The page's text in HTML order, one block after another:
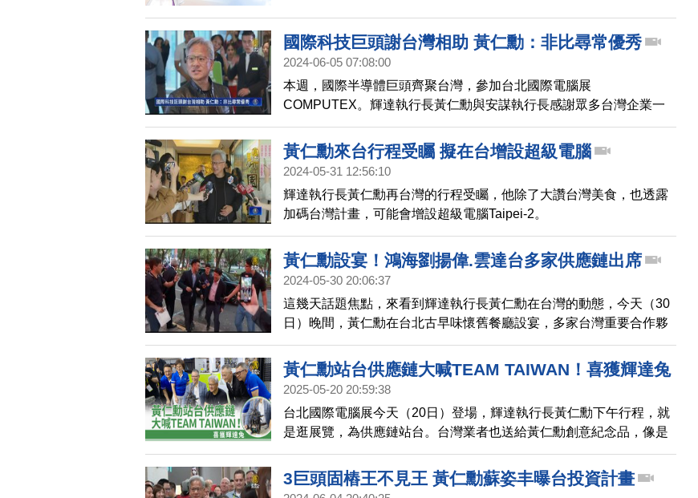
國際科技巨頭謝台灣相助 黃仁勳：非比尋常優秀
2024-06-05 07:08:00
本週，國際半導體巨頭齊聚台灣，參加台北國際電腦展
COMPUTEX。輝達執行長黃仁勳與安謀執行長感謝眾多台灣企業一
路相助，喊出「沒有台灣，就不會有今天的成就！」
黃仁勳來台行程受矚 擬在台增設超級電腦
2024-05-31 12:56:10
輝達執行長黃仁勳再台灣的行程受矚，他除了大讚台灣美食，也透露
加碼台灣計畫，可能會增設超級電腦Taipei-2。
黃仁勳設宴！鴻海劉揚偉.雲達台多家供應鏈出席
2024-05-30 20:06:37
這幾天話題焦點，來看到輝達執行長黃仁勳在台灣的動態，今天（30
日）晚間，黃仁勳在台北古早味懷舊餐廳設宴，多家台灣重要合作夥
伴出席。包括鴻海董事長劉揚偉、廣達董事長林百里、雲達總經理楊
麒令等人，都受邀出席。黃仁勳受訪時表示，台灣是很重要的國家，
尤其在AI有著重要的地位。
黃仁勳站台供應鏈大喊TEAM TAIWAN！喜獲輝達兔
2025-05-20 20:59:38
台北國際電腦展今天（20日）登場，輝達執行長黃仁勳下午行程，就
是逛展覽，為供應鏈站台。台灣業者也送給黃仁勳創意紀念品，像是
簽名球衣，還有用輝達的伺服器、零件組成的兔子，就連眼鏡、皮
衣，都跟黃仁勳同款。
3巨頭固樁王不見王 黃仁勳蘇姿丰曝台投資計畫